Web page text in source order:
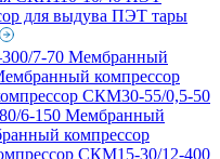
для выдува ПЭТ тары
7-70 Мембранный
компрессор
СКМ30-55/0,5-50
6-150 Мембранный
компрессор
СКМ15-30/12-400